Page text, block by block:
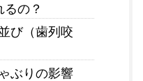
るの？
び（歯列咬
ぶりの影響